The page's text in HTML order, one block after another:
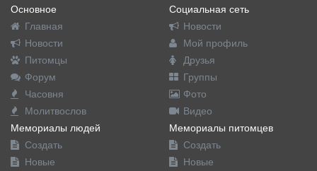
Основное
Главная
Новости
Питомцы
Форум
Часовня
Молитвослов
Социальная сеть
Новости
Мой профиль
Друзья
Группы
Фото
Видео
Мемориалы людей
Создать
Новые
Мемориалы питомцев
Создать
Новые